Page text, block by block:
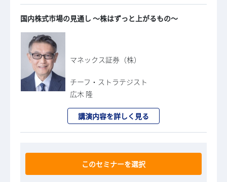
国内株式市場の見通し ～株はずっと上がるもの～
マネックス証券（株）
チーフ・ストラテジスト
広木 隆
講演内容を詳しく見る
このセミナーを選択